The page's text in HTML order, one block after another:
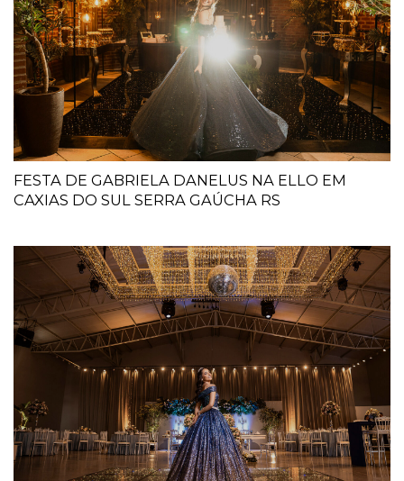
FESTA DE GABRIELA DANELUS NA ELLO EM
CAXIAS DO SUL SERRA GAÚCHA RS